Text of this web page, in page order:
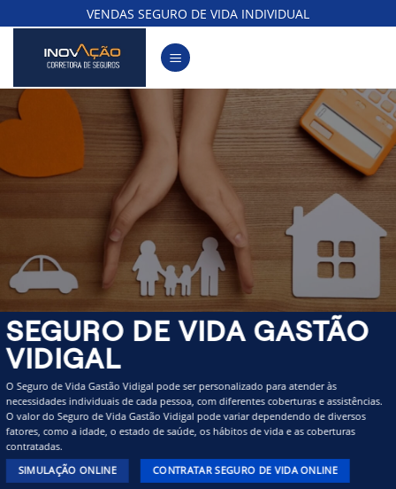
to
content
VENDAS SEGURO DE VIDA INDIVIDUAL
SEGURO DE VIDA GASTÃO
VIDIGAL
O Seguro de Vida Gastão Vidigal pode ser personalizado para atender às
necessidades individuais de cada pessoa, com diferentes coberturas e assistências.
O valor do Seguro de Vida Gastão Vidigal pode variar dependendo de diversos
fatores, como a idade, o estado de saúde, os hábitos de vida e as coberturas
contratadas.
SIMULAÇÃO ONLINE CONTRATAR SEGURO DE VIDA ONLINE